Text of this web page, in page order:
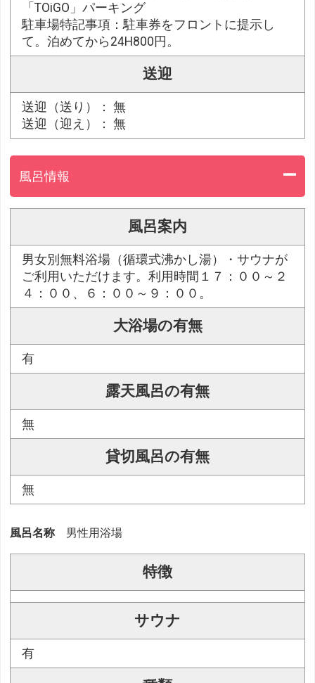
「TOiGO」パーキング
駐車場特記事項：駐車券をフロントに提示し
て。泊めてから24H800円。
送迎
送迎（送り）： 無
送迎（迎え）： 無
風呂情報
風呂案内
男女別無料浴場（循環式沸かし湯）・サウナが
ご利用いただけます。利用時間１７：００～２
４：００、６：００～９：００。
大浴場の有無
有
露天風呂の有無
無
貸切風呂の有無
無
風呂名称 男性用浴場
特徴
サウナ
有